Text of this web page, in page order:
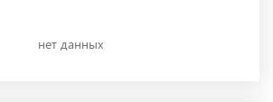
нет данных